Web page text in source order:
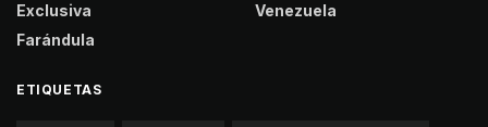
Exclusiva
Farándula
Venezuela
ETIQUETAS